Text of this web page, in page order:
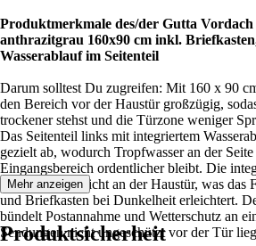
Produktmerkmale des/der Gutta
anthrazitgrau 160x90 cm inkl.
Wasserablauf im Seitenteil
Darum solltest Du zugreifen: Mit 160 x 90
den Bereich vor der Haustür großzügig,
trockener stehst und die Türzone weniger
Das Seitenteil links mit integriertem
gezielt ab, wodurch Tropfwasser an der
Eingangsbereich ordentlicher bleibt. Die
verbessert die Sicht an der Haustür, was
und Briefkasten bei Dunkelheit erleichtert.
bündelt Postannahme und Wetterschutz an
Sendungen nicht ungeschützt vor der Tür
Mehr anzeigen
Produktsicherheit